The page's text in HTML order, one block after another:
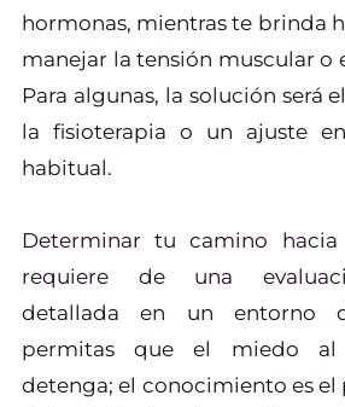
hormonas, mientras te brinda
manejar la tensión muscular o
Para algunas, la solución será
la fisioterapia o un ajuste
habitual.
Determinar tu camino hacia
requiere de una
detallada en un entorno
permitas que el miedo al
detenga; el conocimiento es el